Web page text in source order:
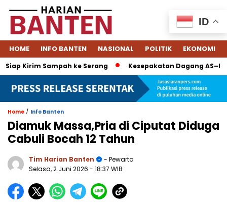
HOME INFO BANTEN NASIONAL POLITIK EKONOMI
Kirim Sampah ke Serang Kesepakatan Dagang
Home / Info Banten
Diamuk Massa,Pria di Ciputat Diduga
Cabuli Bocah 12 Tahun
Tim Harian Banten
- Pewarta
Selasa, 2 Juni 2026 - 18:37 WIB
ID